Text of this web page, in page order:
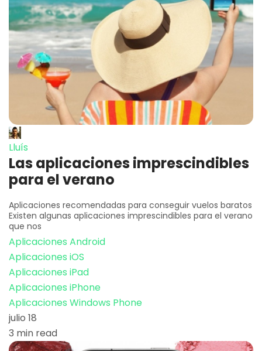
Lluís
Las aplicaciones imprescindibles
para el verano
Aplicaciones recomendadas para conseguir vuelos baratos
Existen algunas aplicaciones imprescindibles para el verano
que nos
Aplicaciones Android
Aplicaciones iOS
Aplicaciones iPad
Aplicaciones iPhone
Aplicaciones Windows Phone
julio 18
3 min read